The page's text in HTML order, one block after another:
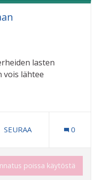
lasten
vois lähtee
Liikunta ja ulkoilu
2 SEURAAJAA
SEURAA 0
poissa käytöstä